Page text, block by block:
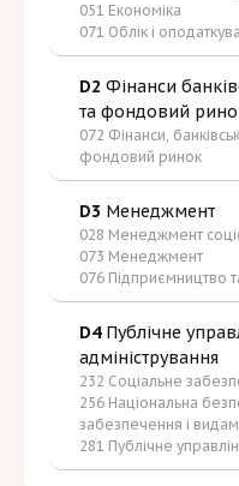
051 Економіка
071 Облік і
D2 Фінанси
та фондовий
072 Фінанси,
фондовий ринок
D3 Менеджмент
028 Менеджмент
073 Менеджмент
076 Підприємництво
D4Публічне
адміністрування
232 Соціальне
256 Національна
забезпечення і
281 Публічне